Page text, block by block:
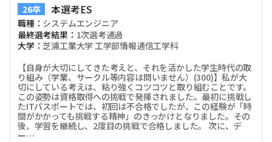
26卒 本選考ES
職種： システムエンジニア
最終選考結果： 1次選考通過
大学： 芝浦工業大学 工学部情報通信工学科
【自身が大切にしてきた考えと、それを活かした学生時代の取
り組み（学業、サークル等内容は問いません）(300)】私が大
切にしている考えは、粘り強くコツコツと取り組むことです。
この姿勢は資格取得への挑戦で発揮されました。最初に挑戦し
たITパスポートでは、初回は不合格でしたが、この経験が「時
間がかかっても挑戦する精神」のきっかけとなりました。その
後、学習を継続し、2度目の挑戦で合格しました。 次に、デ
ー…